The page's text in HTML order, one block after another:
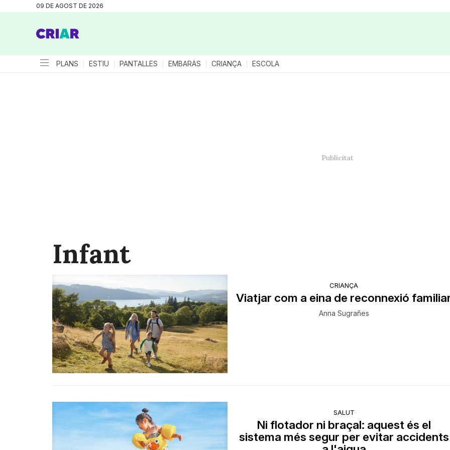
09 DE AGOST DE 2026
PLANS ESTIU PANTALLES EMBARÀS CRIANÇA ESCOLA
Infant
CRIANÇA
Viatjar com a eina de reconnexió
Anna Sugrañes
SALUT
Ni flotador ni braçal: aquest és el
sistema més segur per evitar accidents